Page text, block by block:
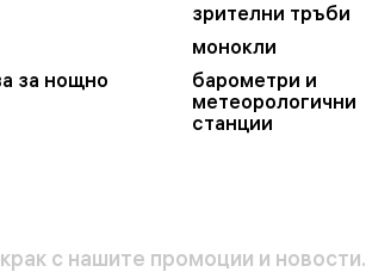
зрителни тръби
монокли
за нощно
барометри и
метеорологични
станции
с нашите промоции и новости.